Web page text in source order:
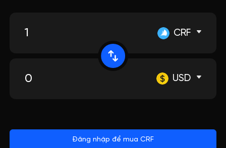
CRF
USD
Đăng nhập để mua CRF